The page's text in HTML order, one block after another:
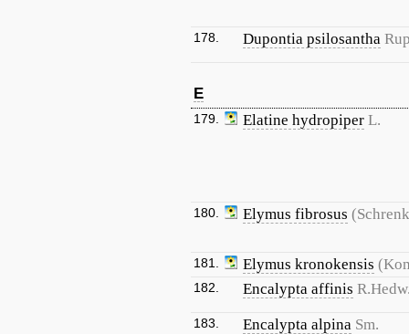
178. Dupontia psilosantha
E
179. Elatine hydropiper L.
180. Elymus fibrosus
181. Elymus kronokensis
182. Encalypta affinis
183. Encalypta alpina Sm.